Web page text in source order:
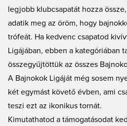
legjobb klubcsapatát hozza
adatik meg az öröm, hogy
trófeát. Ha kedvenc csapatod
Ligájában, ebben a kategóriában
összegyűjtöttük az összes
A Bajnokok Ligáját még sosem
két egymást követő évben, ami
teszi ezt az ikonikus tornát.
Kimutathatod a támogatásodat